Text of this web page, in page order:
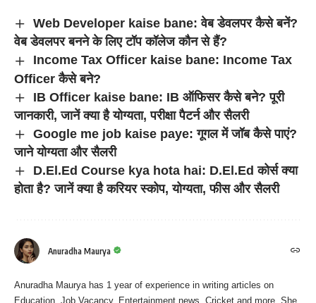
Web Developer kaise bane: वेब डेवलपर कैसे बनें?
वेब डेवलपर बनने के लिए टॉप कॉलेज कौन से हैं?
Income Tax Officer kaise bane: Income Tax
Officer कैसे बने?
IB Officer kaise bane: IB ऑफिसर कैसे बने? पूरी
जानकारी, जानें क्या है योग्यता, परीक्षा पैटर्न और सैलरी
Google me job kaise paye: गूगल में जॉब कैसे पाएं?
जाने योग्यता और सैलरी
D.El.Ed Course kya hota hai: D.El.Ed कोर्स क्या
होता है? जानें क्या है करियर स्कोप, योग्यता, फीस और सैलरी
Anuradha Maurya
Anuradha Maurya has 1 year of experience in writing articles on
Education, Job Vacancy, Entertainment news, Cricket and more. She